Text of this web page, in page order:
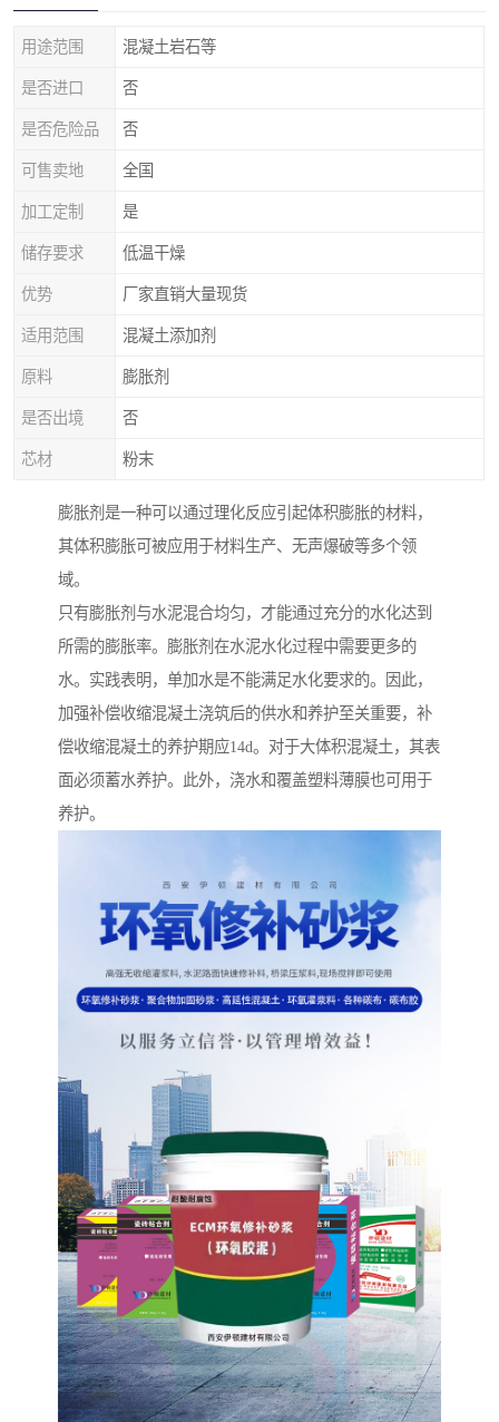
用途范围 混凝土岩石等
是否进口 否
是否危险品 否
可售卖地 全国
加工定制 是
储存要求 低温干燥
优势 厂家直销大量现货
适用范围 混凝土添加剂
原料 膨胀剂
是否出境 否
芯材 粉末
膨胀剂是一种可以通过理化反应引起体积膨胀的材料，
其体积膨胀可被应用于材料生产、无声爆破等多个领
域。
只有膨胀剂与水泥混合均匀，才能通过充分的水化达到
所需的膨胀率。膨胀剂在水泥水化过程中需要更多的
水。实践表明，单加水是不能满足水化要求的。因此，
加强补偿收缩混凝土浇筑后的供水和养护至关重要，补
偿收缩混凝土的养护期应14d。对于大体积混凝土，其表
面必须蓄水养护。此外，浇水和覆盖塑料薄膜也可用于
养护。